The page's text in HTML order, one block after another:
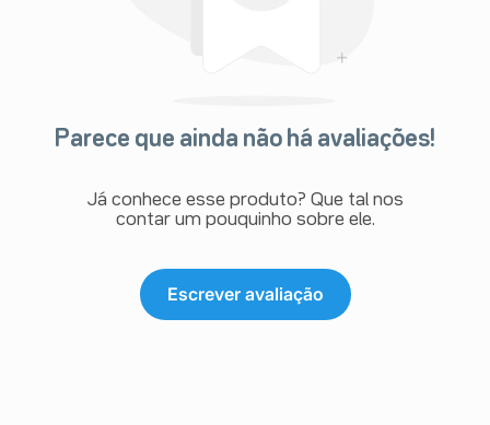
Parece que ainda não há avaliações!
Já conhece esse produto? Que tal nos
contar um pouquinho sobre ele.
Escrever avaliação